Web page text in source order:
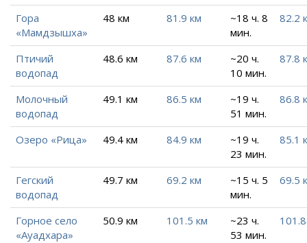
Гора
«Мамдзышха»
48 км 81.9 км
~18 ч. 8
мин.
82.2
Птичий
водопад
48.6 км 87.6 км
~20 ч.
10 мин.
87.8
Молочный
водопад
49.1 км 86.5 км
~19 ч.
51 мин.
86.8
Озеро «Рица» 49.4 км 84.9 км
~19 ч.
23 мин.
85.1
Гегский
водопад
49.7 км 69.2 км
~15 ч. 5
мин.
69.5
Горное село
«Ауадхара»
50.9 км 101.5 км
~23 ч.
53 мин.